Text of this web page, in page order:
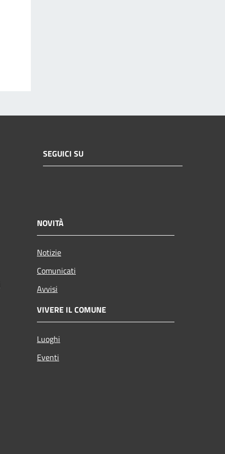
SEGUICI SU
NOVITÀ
Notizie
Comunicati
Avvisi
VIVERE IL COMUNE
Luoghi
Eventi